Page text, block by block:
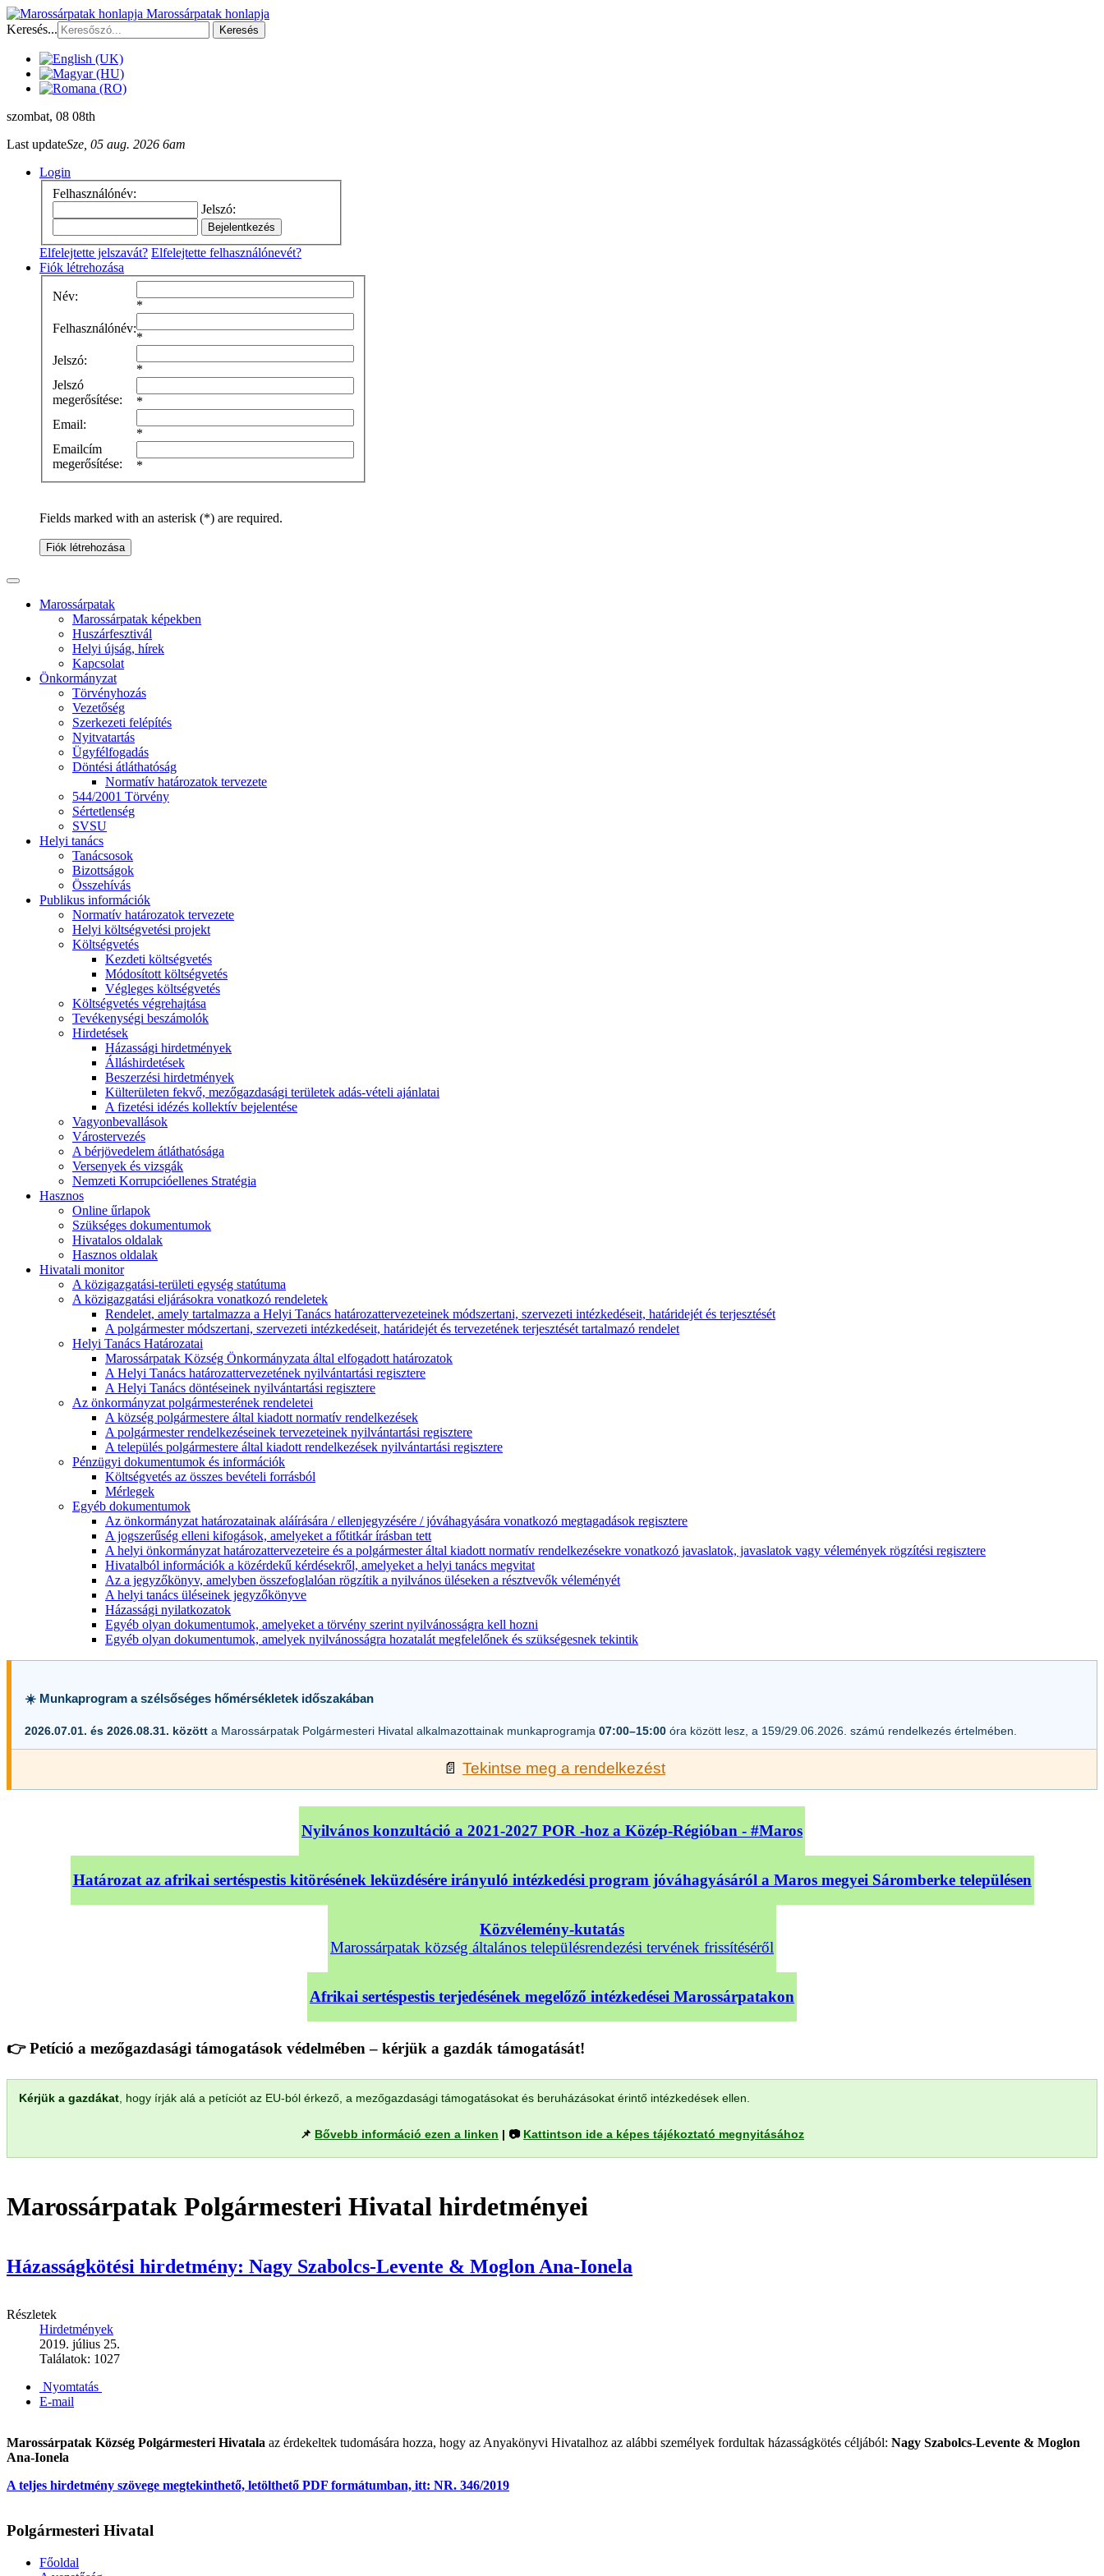
Marossárpatak honlapja
Keresés...
Keresés
szombat, 08 08th
Last updateSze, 05 aug. 2026 6am
Login
Felhasználónév:
Jelszó:
Elfelejtette jelszavát? Elfelejtette felhasználónevét?
Fiók létrehozása
Név:
*
Felhasználónév:
*
Jelszó:
*
Jelszó
megerősítése:
*
Email:
*
Emailcím
megerősítése:
*
Fields marked with an asterisk (*) are required.
Fiók létrehozása
Marossárpatak
Marossárpatak képekben
Huszárfesztivál
Helyi újság, hírek
Kapcsolat
Önkormányzat
Törvényhozás
Vezetőség
Szerkezeti felépítés
Nyitvatartás
Ügyfélfogadás
Döntési átláthatóság
Normatív határozatok tervezete
544/2001 Törvény
Sértetlenség
SVSU
Helyi tanács
Tanácsosok
Bizottságok
Összehívás
Publikus információk
Normatív határozatok tervezete
Helyi költségvetési projekt
Költségvetés
Kezdeti költségvetés
Módosított költségvetés
Végleges költségvetés
Költségvetés végrehajtása
Tevékenységi beszámolók
Hirdetések
Házassági hirdetmények
Álláshirdetések
Beszerzési hirdetmények
Külterületen fekvő, mezőgazdasági területek adás-vételi ajánlatai
A fizetési idézés kollektív bejelentése
Vagyonbevallások
Várostervezés
A bérjövedelem átláthatósága
Versenyek és vizsgák
Nemzeti Korrupcióellenes Stratégia
Hasznos
Online űrlapok
Szükséges dokumentumok
Hivatalos oldalak
Hasznos oldalak
Hivatali monitor
A közigazgatási-területi egység statútuma
A közigazgatási eljárásokra vonatkozó rendeletek
Rendelet, amely tartalmazza a Helyi Tanács határozattervezeteinek módszertani, szervezeti intézkedéseit, határidejét és terjesztését
A polgármester módszertani, szervezeti intézkedéseit, határidejét és tervezetének terjesztését tartalmazó rendelet
Helyi Tanács Határozatai
Marossárpatak Község Önkormányzata által elfogadott határozatok
A Helyi Tanács határozattervezetének nyilvántartási regisztere
A Helyi Tanács döntéseinek nyilvántartási regisztere
Az önkormányzat polgármesterének rendeletei
A község polgármestere által kiadott normatív rendelkezések
A polgármester rendelkezéseinek tervezeteinek nyilvántartási regisztere
A település polgármestere által kiadott rendelkezések nyilvántartási regisztere
Pénzügyi dokumentumok és információk
Költségvetés az összes bevételi forrásból
Mérlegek
Egyéb dokumentumok
Az önkormányzat határozatainak aláírására / ellenjegyzésére / jóváhagyására vonatkozó megtagadások regisztere
A jogszerűség elleni kifogások, amelyeket a főtitkár írásban tett
A helyi önkormányzat határozattervezeteire és a polgármester által kiadott normatív rendelkezésekre vonatkozó javaslatok, javaslatok vagy vélemények rögzítési regisztere
Hivatalból információk a közérdekű kérdésekről, amelyeket a helyi tanács megvitat
Az a jegyzőkönyv, amelyben összefoglalóan rögzítik a nyilvános üléseken a résztvevők véleményét
A helyi tanács üléseinek jegyzőkönyve
Házassági nyilatkozatok
Egyéb olyan dokumentumok, amelyeket a törvény szerint nyilvánosságra kell hozni
Egyéb olyan dokumentumok, amelyek nyilvánosságra hozatalát megfelelőnek és szükségesnek tekintik
☀️ Munkaprogram a szélsőséges hőmérsékletek időszakában
2026.07.01. és 2026.08.31. között a Marossárpatak Polgármesteri Hivatal alkalmazottainak munkaprogramja 07:00–15:00 óra között lesz, a 159/29.06.2026. számú rendelkezés értelmében.
📄 Tekintse meg a rendelkezést
Nyilvános konzultáció a 2021-2027 POR -hoz a Közép-Régióban - #Maros
Határozat az afrikai sertéspestis kitörésének leküzdésére irányuló intézkedési program jóváhagyásáról a Maros megyei Sáromberke településen
Közvélemény-kutatás
Marossárpatak község általános településrendezési tervének frissítéséről
Afrikai sertéspestis terjedésének megelőző intézkedései Marossárpatakon
👉 Petíció a mezőgazdasági támogatások védelmében – kérjük a gazdák támogatását!
Kérjük a gazdákat , hogy írják alá a petíciót az EU-ból érkező, a mezőgazdasági támogatásokat és beruházásokat érintő intézkedések ellen.
📌 Bővebb információ ezen a linken | 📷 Kattintson ide a képes tájékoztató megnyitásához
Marossárpatak Polgármesteri Hivatal hirdetményei
Házasságkötési hirdetmény: Nagy Szabolcs-Levente & Moglon Ana-Ionela
Részletek
Hirdetmények
2019. július 25.
Találatok: 1027
Nyomtatás
E-mail
Marossárpatak Község Polgármesteri Hivatala az érdekeltek tudomására hozza, hogy az Anyakönyvi Hivatalhoz az alábbi személyek fordultak házasságkötés céljából: Nagy Szabolcs-Levente & Moglon
Ana-Ionela
A teljes hirdetmény szövege megtekinthető, letölthető PDF formátumban, itt: NR. 346/2019
Polgármesteri Hivatal
Főoldal